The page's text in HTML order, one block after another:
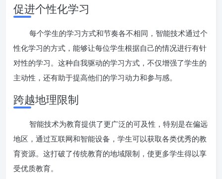
促进个性化学习
每个学生的学习方式和节奏各不相同，智能技术通过个
性化学习的方式，能够让每位学生根据自己的情况进行有针
对性的学习。这种自我驱动的学习方式，不仅增强了学生的
主动性，还有助于提高他们的学习动力和参与感。
跨越地理限制
智能技术为教育提供了更广泛的可及性，特别是在偏远
地区，通过互联网和智能设备，学生可以获取各类优秀的教
育资源。这打破了传统教育的地域限制，使更多学生得以享
受优质教育。